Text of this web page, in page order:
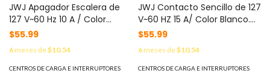
JWJ Apagador Escalera de
127 V~60 Hz 10 A / Color
Blanco. MOD: JTL-B72-02
$55.99
6meses de$10.54
CENTROS DE CARGA E INTERRUPTORES
JWJ Contacto Sencillo de 127
V~60 HZ 15 A/ Color Blanco.
MOD: JTL-B72-22
$55.99
6meses de$10.54
CENTROS DE CARGA E INTERRUPTORES